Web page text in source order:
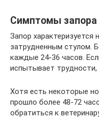
Симптомы запора
Запор характеризуется
затрудненным стулом.
каждые 24-36 часов.
испытывает трудности,
Хотя есть некоторые
прошло более 48-72
обратиться к